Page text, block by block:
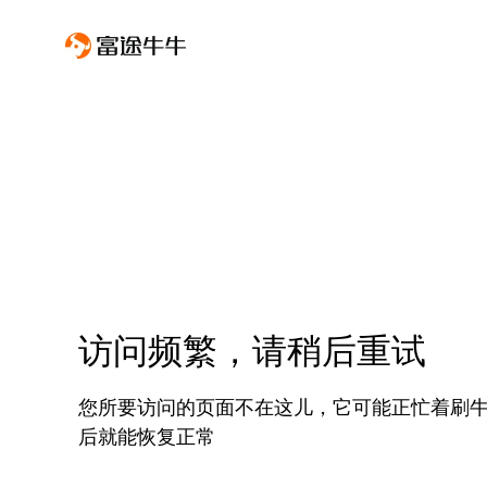
访问频繁，请稍后重试
您所要访问的页面不在这儿，它可能正忙着刷
后就能恢复正常